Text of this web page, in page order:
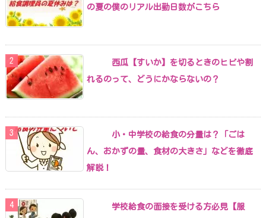
の夏の僕のリアル出勤日数がこちら
西瓜【すいか】を切るときのヒビや割
れるのって、どうにかならないの？
小・中学校の給食の分量は？「ごは
ん、おかずの量、食材の大きさ」などを徹底
解説！
学校給食の面接を受ける方必見【服